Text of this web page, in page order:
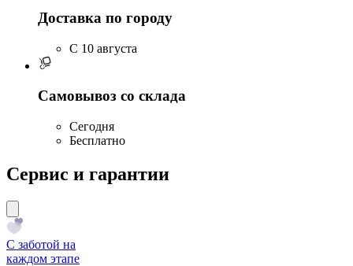
Доставка по городу
C 10 августа
Самовывоз со склада
Сегодня
Бесплатно
Сервис и гарантии
С заботой на
каждом этапе